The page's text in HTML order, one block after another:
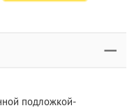
подложкой-